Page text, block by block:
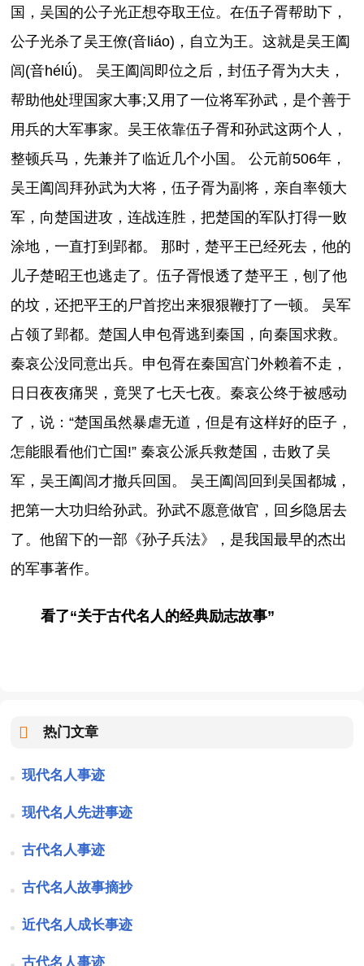
国，吴国的公子光正想夺取王位。在伍子胥帮助下，
公子光杀了吴王僚(音liáo)，自立为王。这就是吴王阖
闾(音hélǘ)。 吴王阖闾即位之后，封伍子胥为大夫，
帮助他处理国家大事;又用了一位将军孙武，是个善于
用兵的大军事家。吴王依靠伍子胥和孙武这两个人，
整顿兵马，先兼并了临近几个小国。 公元前506年，
吴王阖闾拜孙武为大将，伍子胥为副将，亲自率领大
军，向楚国进攻，连战连胜，把楚国的军队打得一败
涂地，一直打到郢都。 那时，楚平王已经死去，他的
儿子楚昭王也逃走了。伍子胥恨透了楚平王，刨了他
的坟，还把平王的尸首挖出来狠狠鞭打了一顿。 吴军
占领了郢都。楚国人申包胥逃到秦国，向秦国求救。
秦哀公没同意出兵。申包胥在秦国宫门外赖着不走，
日日夜夜痛哭，竟哭了七天七夜。秦哀公终于被感动
了，说：“楚国虽然暴虐无道，但是有这样好的臣子，
怎能眼看他们亡国!” 秦哀公派兵救楚国，击败了吴
军，吴王阖闾才撤兵回国。 吴王阖闾回到吴国都城，
把第一大功归给孙武。孙武不愿意做官，回乡隐居去
了。他留下的一部《孙子兵法》，是我国最早的杰出
的军事著作。
看了“关于古代名人的经典励志故事”
热门文章
现代名人事迹
现代名人先进事迹
古代名人事迹
古代名人故事摘抄
近代名人成长事迹
古代名人事迹